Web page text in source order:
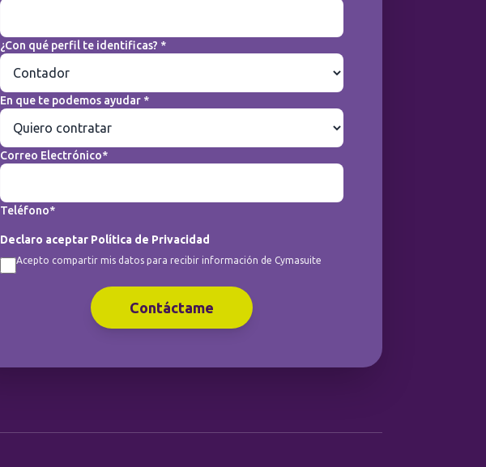
¿Con qué perfil te identificas? *
En que te podemos ayudar *
Correo Electrónico*
Teléfono*
Declaro aceptar Política de Privacidad
Acepto compartir mis datos para recibir información de Cymasuite
Contáctame